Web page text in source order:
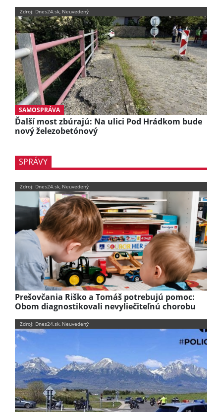
Zdroj: Dnes24.sk, Neuvedený
SAMOSPRÁVA
Ďalší most zbúrajú: Na ulici Pod Hrádkom bude
nový železobetónový
SPRÁVY
Zdroj: Dnes24.sk, Neuvedený
Prešovčania Riško a Tomáš potrebujú pomoc:
Obom diagnostikovali nevyliečiteľnú chorobu
Zdroj: Dnes24.sk, Neuvedený